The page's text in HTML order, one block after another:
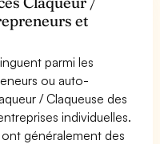
et
parmi les
ou auto-
/ Claqueuse des
individuelles.
généralement des